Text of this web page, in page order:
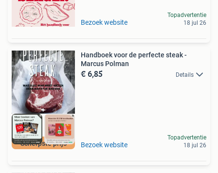
Bezoek website
Topadvertentie
18 jul 26
Scherpste prijs
Handboek voor de perfecte steak -
Marcus Polman
€ 6,85 Details
Bezoek website
Topadvertentie
18 jul 26